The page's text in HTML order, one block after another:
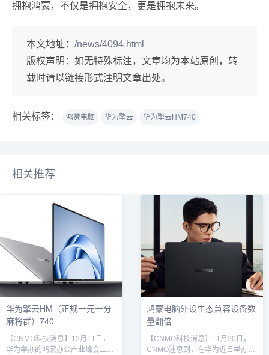
拥抱鸿蒙，不仅是拥抱安全，更是拥抱未来。
本文地址： /news/4094.html
版权声明： 如无特殊标注，文章均为本站原创，转
载时请以链接形式注明文章出处。
相关标签： 鸿蒙电脑 华为擎云 华为擎云HM740
相关推荐
华为擎云HM（正规一元一分
麻将群）740
【CNMO科技消息】12月11日，
华为举办的鸿蒙办公产业峰会上，
鸿蒙电脑外设生态兼容设备数
量翻倍
【CNMO科技消息】11月20日，
CNMO注意到，在华为近日举办的